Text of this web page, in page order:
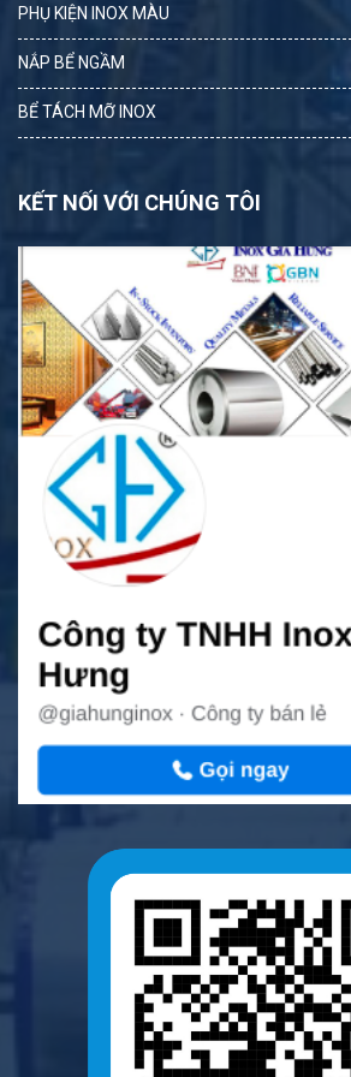
PHỤ KIỆN INOX MÀU
NẮP BỂ NGẦM
BỂ TÁCH MỠ INOX
KẾT NỐI VỚI CHÚNG TÔI